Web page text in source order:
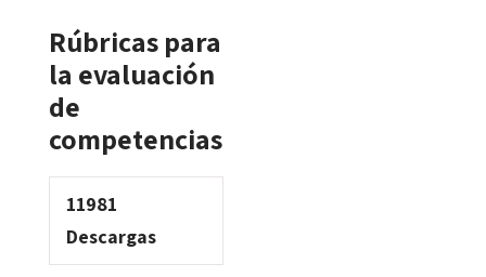
Rúbricas para
la evaluación
de
competencias
11981
Descargas